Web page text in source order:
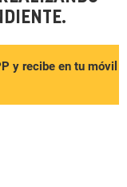
y recibe en tu móvil